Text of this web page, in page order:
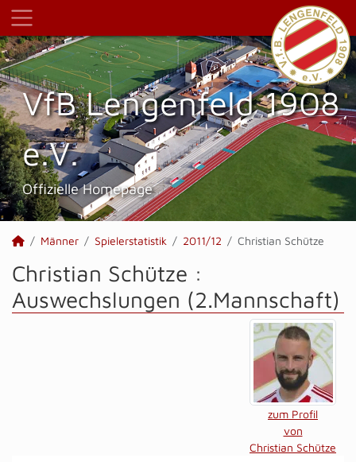
VfB Lengenfeld 1908
e.V.
Offizielle Homepage
Männer Spielerstatistik 2011/12 Christian Schütze
Christian Schütze :
Auswechslungen (2.Mannschaft)
zum Profil
von
Christian Schütze